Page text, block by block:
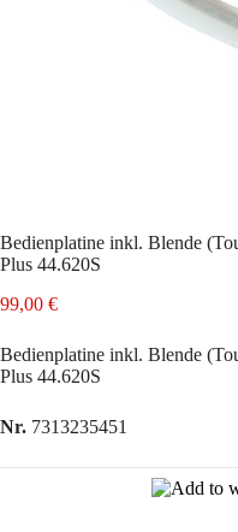
Bedienplatine inkl. Blende
Plus 44.620S
99,00 €
Bedienplatine inkl. Blende
Plus 44.620S
Nr. 7313235451